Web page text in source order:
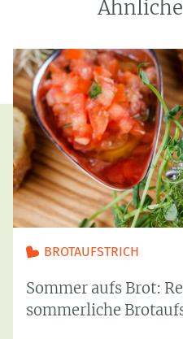
BROTAUFSTRICH
Sommer aufs Brot:
sommerliche